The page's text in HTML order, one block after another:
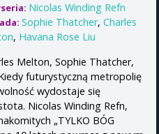
Nicolas Winding Refn
Sophie Thatcher, Charles
, Havana Rose Liu
Melton, Sophie Thatcher,
futurystyczną metropolię
wydostaje się
Nicolas Winding Refn,
„TYLKO BÓG